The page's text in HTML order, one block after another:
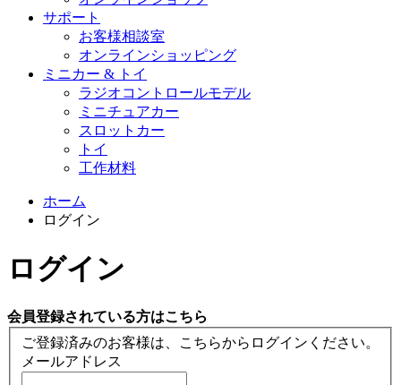
サポート
お客様相談室
オンラインショッピング
ミニカー & トイ
ラジオコントロールモデル
ミニチュアカー
スロットカー
トイ
工作材料
ホーム
ログイン
ログイン
会員登録されている方はこちら
ご登録済みのお客様は、こちらからログインください。
メールアドレス